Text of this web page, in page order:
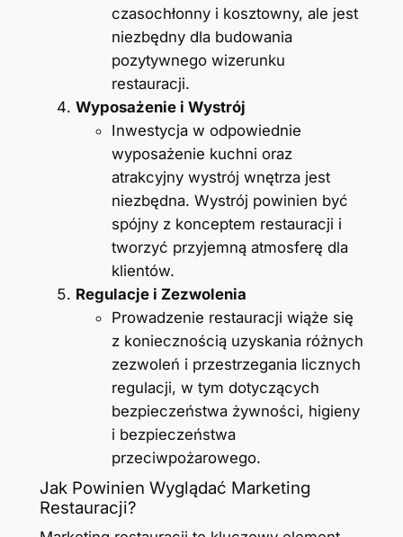
czasochłonny i kosztowny, ale jest
niezbędny dla budowania
pozytywnego wizerunku
restauracji.
Wyposażenie i Wystrój
Inwestycja w odpowiednie
wyposażenie kuchni oraz
atrakcyjny wystrój wnętrza jest
niezbędna. Wystrój powinien być
spójny z konceptem restauracji i
tworzyć przyjemną atmosferę dla
klientów.
Regulacje i Zezwolenia
Prowadzenie restauracji wiąże się
z koniecznością uzyskania różnych
zezwoleń i przestrzegania licznych
regulacji, w tym dotyczących
bezpieczeństwa żywności, higieny
i bezpieczeństwa
przeciwpożarowego.
Jak Powinien Wyglądać Marketing
Restauracji?